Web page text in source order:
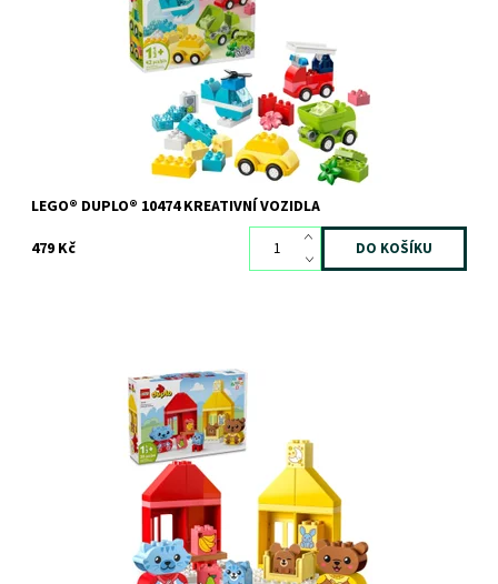
vzdělávací hračka pro děti od...
Skladem>3 ks
12761
LEGO® DUPLO® 10474 KREATIVNÍ VOZIDLA
479 Kč
Stavebnice LEGO® DUPLO® malým dětem pomáhá objevovat
Skladem3 ks
11559
LEGO